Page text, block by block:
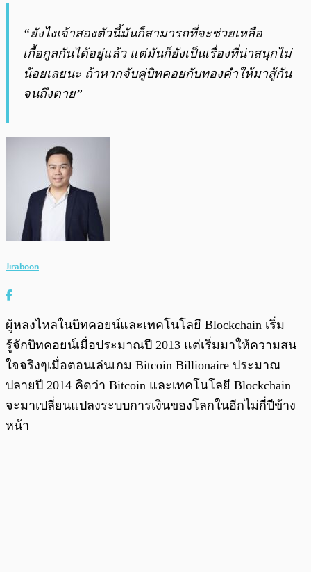
“ยังไงเจ้าสองตัวนี้มันก็สามารถที่จะช่วยเหลือ
เกื้อกูลกันได้อยู่แล้ว แต่มันก็ยังเป็นเรื่องที่น่าสนุกไม่
น้อยเลยนะ ถ้าหากจับคู่บิทคอยกับทองคำให้มาสู้กัน
จนถึงตาย”
Jiraboon
ผู้หลงไหลในบิทคอยน์และเทคโนโลยี Blockchain เริ่ม
รู้จักบิทคอยน์เมื่อประมาณปี 2013 แต่เริ่มมาให้ความสน
ใจจริงๆเมื่อตอนเล่นเกม Bitcoin Billionaire ประมาณ
ปลายปี 2014 คิดว่า Bitcoin และเทคโนโลยี Blockchain
จะมาเปลี่ยนแปลงระบบการเงินของโลกในอีกไม่กี่ปีข้าง
หน้า